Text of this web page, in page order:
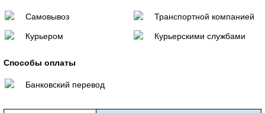
Самовывоз
Курьером
Транспортной компанией
Курьерскими службами
Способы оплаты
Банковский перевод